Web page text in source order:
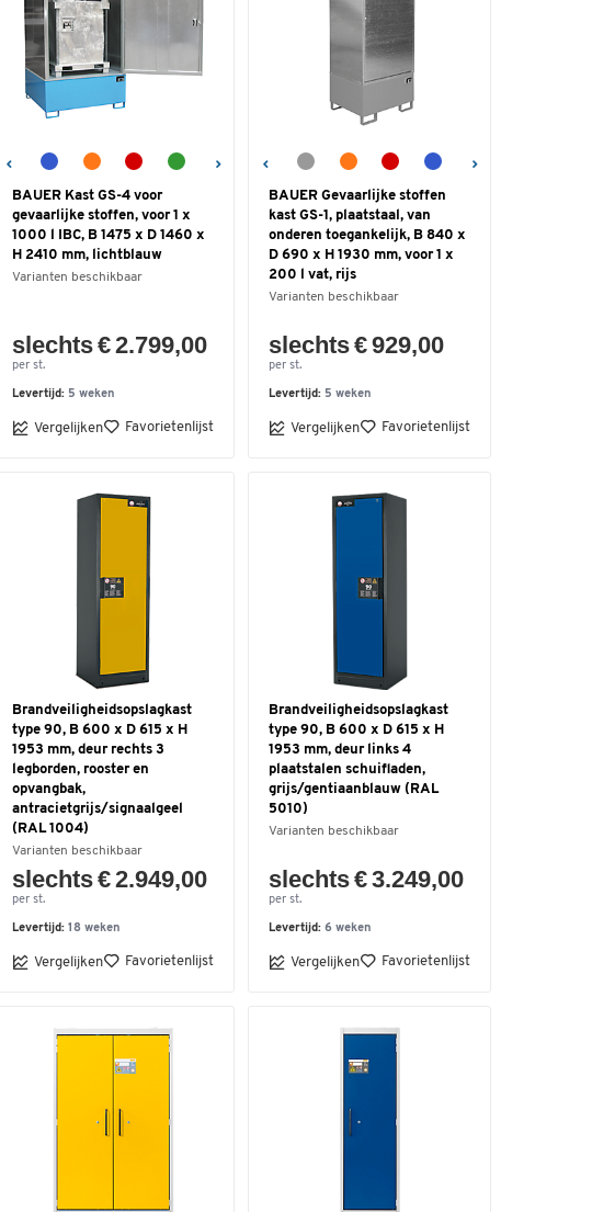
BAUER Kast GS-4 voor
gevaarlijke stoffen, voor 1 x
1000 l IBC, B 1475 x D 1460 x
H 2410 mm, lichtblauw
Varianten beschikbaar
slechts € 2.799,00
per st.
Levertijd: 5 weken
Vergelijken Favorietenlijst
BAUER Gevaarlijke stoffen
kast GS-1, plaatstaal, van
onderen toegankelijk, B 840 x
D 690 x H 1930 mm, voor 1 x
200 l vat, rijs
Varianten beschikbaar
slechts € 929,00
per st.
Levertijd: 5 weken
Vergelijken Favorietenlijst
Brandveiligheidsopslagkast
type 90, B 600 x D 615 x H
1953 mm, deur rechts 3
legborden, rooster en
opvangbak,
antracietgrijs/signaalgeel
(RAL 1004)
Varianten beschikbaar
slechts € 2.949,00
per st.
Levertijd: 18 weken
Vergelijken Favorietenlijst
Brandveiligheidsopslagkast
type 90, B 600 x D 615 x H
1953 mm, deur links 4
plaatstalen schuifladen,
grijs/gentiaanblauw (RAL
5010)
Varianten beschikbaar
slechts € 3.249,00
per st.
Levertijd: 6 weken
Vergelijken Favorietenlijst